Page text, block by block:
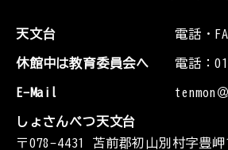
天文台 電話・
休館中は教育委員会へ 電話：
E-Mail tenmon
しょさんべつ天文台
〒078-4431 苫前郡初山別村字豊